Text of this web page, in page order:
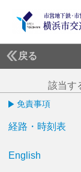
戻る
該当す
免責事項
経路・時刻表
English